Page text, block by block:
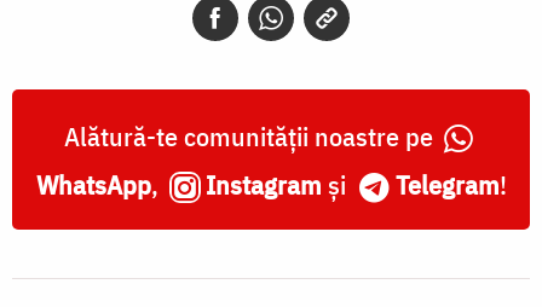
Alătură-te comunității noastre pe
WhatsApp, Instagram și Telegram!